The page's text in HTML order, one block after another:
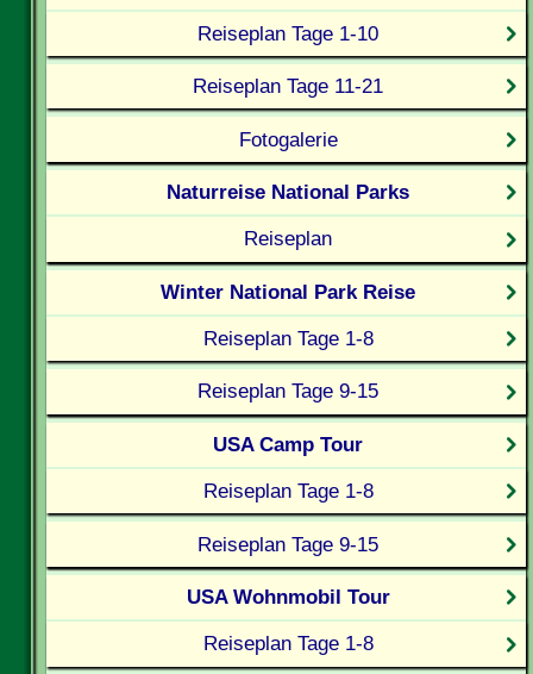
Reiseplan Tage 1-10
Reiseplan Tage 11-21
Fotogalerie
Naturreise National Parks
Reiseplan
Winter National Park Reise
Reiseplan Tage 1-8
Reiseplan Tage 9-15
USA Camp Tour
Reiseplan Tage 1-8
Reiseplan Tage 9-15
USA Wohnmobil Tour
Reiseplan Tage 1-8